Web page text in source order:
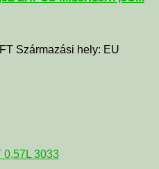
Származási hely: EU